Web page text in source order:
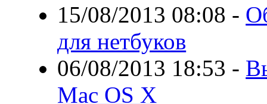
15/08/2013 08:08 -
для нетбуков
06/08/2013 18:53 -
Mac OS X